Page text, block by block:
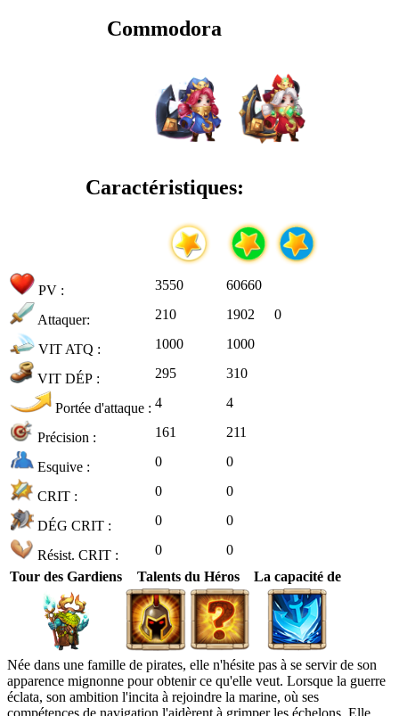
Commodora
Caractéristiques:
PV : 3550 60660
Attaquer: 210 1902 0
VIT ATQ : 1000 1000
VIT DÉP : 295 310
Portée d'attaque : 4 4
Précision : 161 211
Esquive : 0 0
CRIT : 0 0
DÉG CRIT : 0 0
Résist. CRIT : 0
0
Tour des Gardiens
Talents du Héros La capacité de
Née dans une famille de pirates, elle n'hésite pas à se servir de son
apparence mignonne pour obtenir ce qu'elle veut. Lorsque la guerre
éclata, son ambition l'incita à rejoindre la marine, où ses
compétences de navigation l'aidèrent à grimper les échelons. Elle